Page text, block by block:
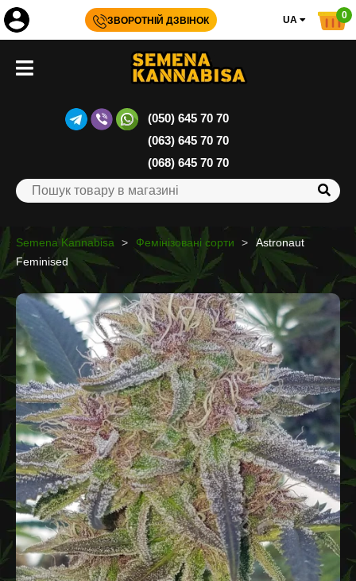
ЗВОРОТНІЙ ДЗВІНОК UA 0
(050) 645 70 70
(063) 645 70 70
(068) 645 70 70
Semena Kannabisa Фемінізовані сорти
Astronaut
Feminised